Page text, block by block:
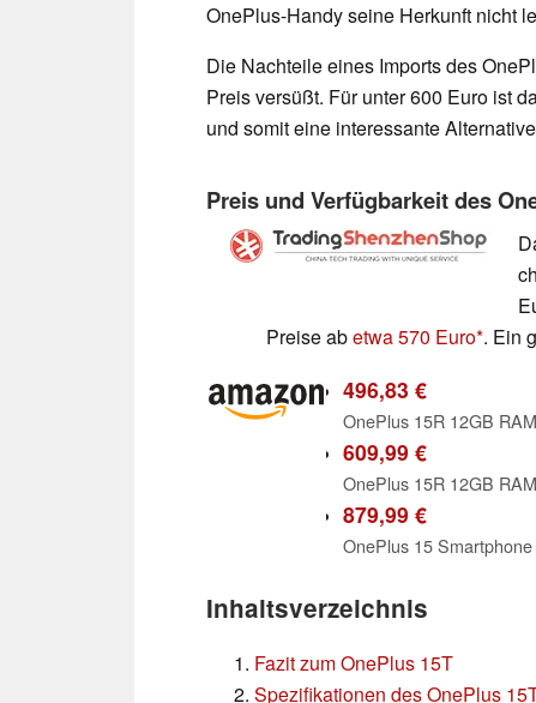
OnePlus-Handy seine Herkunft nicht
Die Nachteile eines Imports des
Preis versüßt. Für unter 600 Euro ist
und somit eine interessante
Preis und Verfügbarkeit des
Preise abetwa 570 Euro . Ein
496,83 €
609,99 €
879,99 €
Inhaltsverzeichnis
Fazit zum OnePlus 15T
Spezifikationen des OnePlus